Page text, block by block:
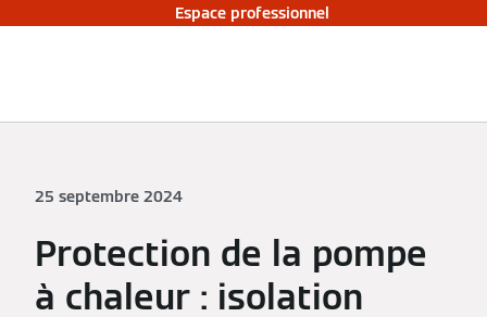
Espace professionnel
25 septembre 2024
Protection de la pompe
à chaleur : isolation